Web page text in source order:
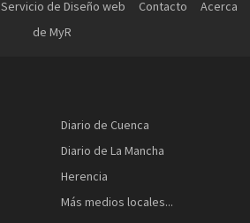
Servicio de Diseño web Contacto
Acerca
de MyR
Diario de Cuenca
Diario de La Mancha
Herencia
Más medios locales...